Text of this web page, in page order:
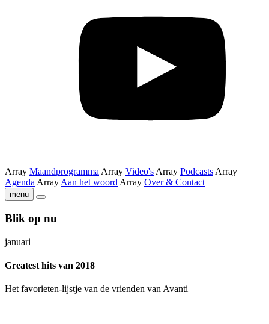
Array Maandprogramma Array Video's Array Podcasts Array
Agenda Array Aan het woord Array Over & Contact
menu
Blik op nu
januari
Greatest hits van 2018
Het favorieten-lijstje van de vrienden van Avanti